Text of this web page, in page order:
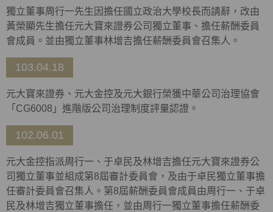
獨立董事周行一先生因擔任國立政治大學校長而請辭，改由
黃榮顯先生擔任元大寶來證券公司獨立董事、擔任薪酬委員
會成員。並由獨立董事林增吉擔任薪酬委員會召集人。
103.04.18
元大寶來證券、元大金控及元大銀行榮獲中華公司治理協會
「CG6008」進階版公司治理制度評量認證。
102.06.01
元大金控指派周行一、于卓民及林增吉擔任元大寶來證券公
司獨立董事並組成第8屆審計委員會，及由于卓民獨立董事擔
任審計委員會召集人。第8屆薪酬委員會成員由周行一、于卓
民及林增吉獨立董事擔任，並由周行一獨立董事擔任薪酬委